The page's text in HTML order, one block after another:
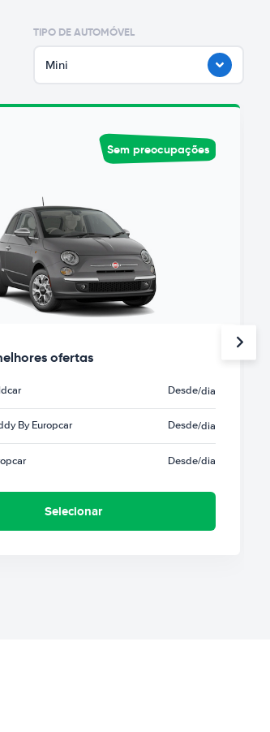
TIPO DE AUTOMÓVEL
Mini
Sem preocupações
ofertas
Desde/dia
By Europcar Desde/dia
Desde/dia
Selecionar